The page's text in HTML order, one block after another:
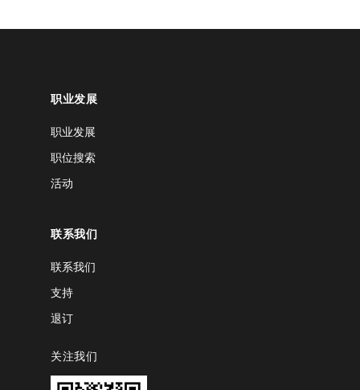
职业发展
职业发展
职位搜索
活动
联系我们
联系我们
支持
退订
关注我们